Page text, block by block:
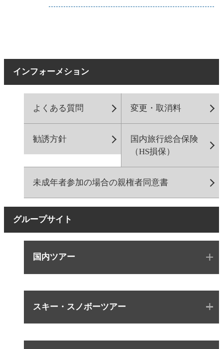
インフォーメション
よくある質問 変更・取消料
勧誘方針
国内旅行総合保険
（HS損保）
未成年者参加の場合の親権者同意書
グループサイト
国内ツアー
スキー・スノボーツアー